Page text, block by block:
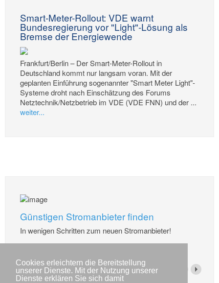
Cookies erleichtern die Bereitstellung
unserer Dienste. Mit der Nutzung unserer
Dienste erklären Sie sich damit
Smart-Meter-Rollout: VDE warnt
Bundesregierung vor "Light"-Lösung als
Bremse der Energiewende
Frankfurt/Berlin – Der Smart-Meter-Rollout in
Deutschland kommt nur langsam voran. Mit der
geplanten Einführung sogenannter "Smart Meter Light"-
Systeme droht nach Einschätzung des Forums
Netztechnik/Netzbetrieb im VDE (VDE FNN) und der ...
weiter...
Günstigen Stromanbieter finden
In wenigen Schritten zum neuen Stromanbieter!